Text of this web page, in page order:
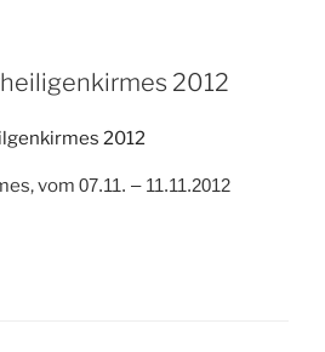
2012
vom 07.11. – 11.11.2012